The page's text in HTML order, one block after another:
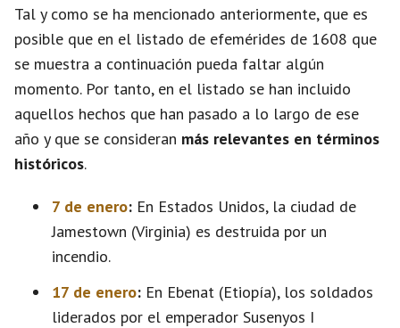
Tal y como se ha mencionado anteriormente, que es
posible que en el listado de efemérides de 1608 que
se muestra a continuación pueda faltar algún
momento. Por tanto, en el listado se han incluido
aquellos hechos que han pasado a lo largo de ese
año y que se consideran más relevantes en términos
históricos.
7 de enero: En Estados Unidos, la ciudad de
Jamestown (Virginia) es destruida por un
incendio.
17 de enero: En Ebenat (Etiopía), los soldados
liderados por el emperador Susenyos I